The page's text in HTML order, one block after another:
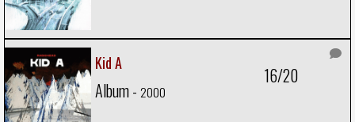
Kid A
Album - 2000
16/20